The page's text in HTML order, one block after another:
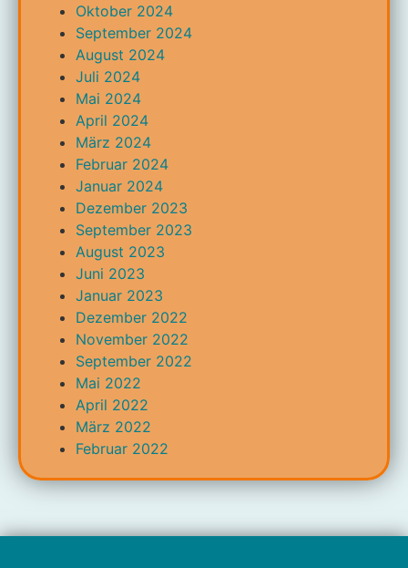
Oktober 2024
September 2024
August 2024
Juli 2024
Mai 2024
April 2024
März 2024
Februar 2024
Januar 2024
Dezember 2023
September 2023
August 2023
Juni 2023
Januar 2023
Dezember 2022
November 2022
September 2022
Mai 2022
April 2022
März 2022
Februar 2022